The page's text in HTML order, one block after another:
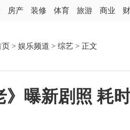
房产 装修 体育 旅游 商业
页 > 娱乐频道 > 综艺 > 正文
》曝新剧照 耗